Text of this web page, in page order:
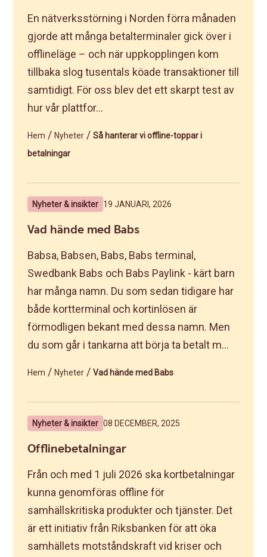
En nätverksstörning i Norden förra månaden
gjorde att många betalterminaler gick över i
offlineläge – och när uppkopplingen kom
tillbaka slog tusentals köade transaktioner till
samtidigt. För oss blev det ett skarpt test av
hur vår plattfor...
Hem /Nyheter /Så hanterar vi offline-toppar i
betalningar
Nyheter & insikter 19 JANUARI, 2026
Vad hände med Babs
Babsa, Babsen, Babs, Babs terminal,
Swedbank Babs och Babs Paylink - kärt barn
har många namn. Du som sedan tidigare har
både kortterminal och kortinlösen är
förmodligen bekant med dessa namn. Men
du som går i tankarna att börja ta betalt m...
Hem /Nyheter /Vad hände med Babs
Nyheter & insikter 08 DECEMBER, 2025
Offlinebetalningar
Från och med 1 juli 2026 ska kortbetalningar
kunna genomföras offline för
samhällskritiska produkter och tjänster. Det
är ett initiativ från Riksbanken för att öka
samhällets motståndskraft vid kriser och